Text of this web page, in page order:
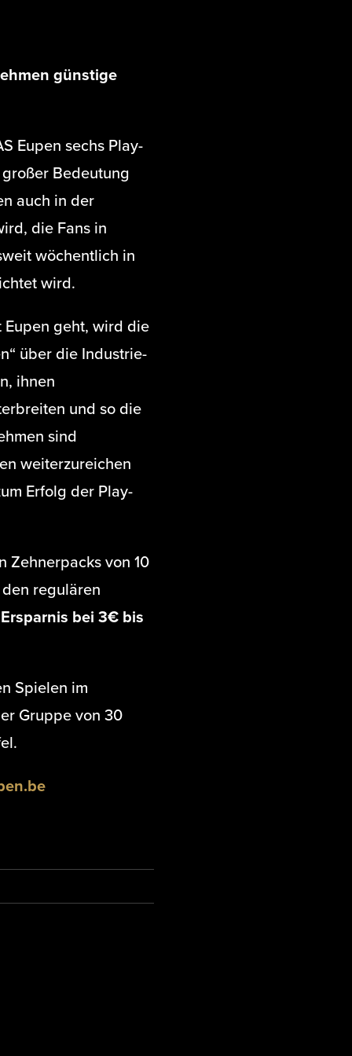
günstige
Eupen sechs Play-
Bedeutung
auch in der
die Fans in
wöchentlich in
wird.
Eupen geht, wird die
über die Industrie-
ihnen
und so die
sind
weiterzureichen
Erfolg der Play-
Zehnerpacks von 10
regulären
Ersparnis bei 3€ bis
Spielen im
Gruppe von 30